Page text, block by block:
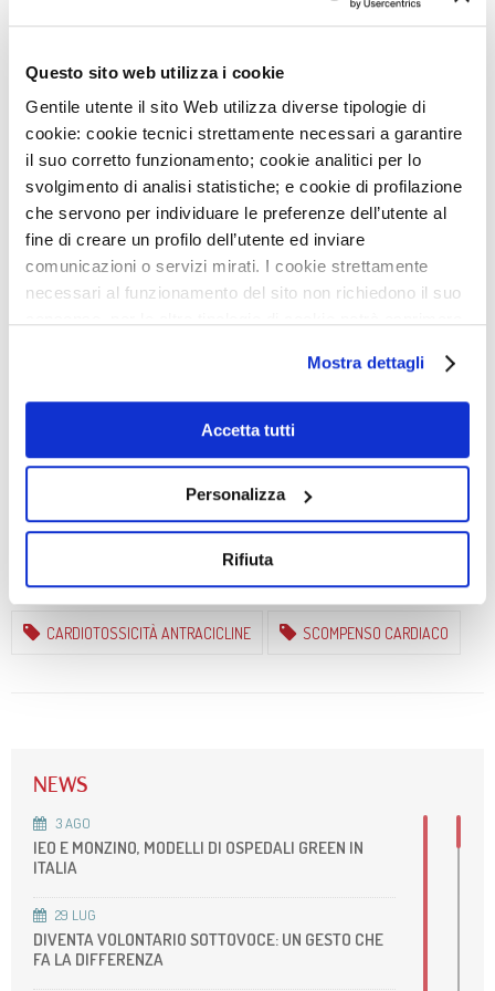
Questo sito web utilizza i cookie
Gentile utente il sito Web utilizza diverse tipologie di
cookie: cookie tecnici strettamente necessari a garantire
il suo corretto funzionamento; cookie analitici per lo
svolgimento di analisi statistiche; e cookie di profilazione
che servono per individuare le preferenze dell’utente al
fine di creare un profilo dell’utente ed inviare
comunicazioni o servizi mirati. I cookie strettamente
necessari al funzionamento del sito non richiedono il suo
Qualora non volesse esprimere preferenze può chiudere
il banner cliccando sul tasto x; in tal caso potranno
essere utilizzati solo i cookie strettamente necessari al
funzionamento del sito. Per “Maggiori Informazioni” la
Mostra dettagli
Accetta tutti
Personalizza
Rifiuta
tessuto miocardico, al punto da essere
decisivo nell’imaging cardiaco del futuro.
Gianluca Pontone
→ LEGGI LE ALTRE NOTIZIE DEL MONZINO
NEWS CORRELATE
CARDIOTOSSICITÀ DA
ANTRACICLINE: OGGI
POSSIAMO PREVENIRLA E
UNA PROTEINA DEL
POLMONARE QUALE
POTENZIALE MARCATORE
PROGNOSTICO NELLO
SCOMPENSO CARDIACO
CARDIOTOSSICITÀ ANTRACICLINE SCOMPENSO CARDIACO
NEWS
3AGO
IEO E MONZINO, MODELLI DI OSPEDALI GREEN IN
ITALIA
29 LUG
DIVENTA VOLONTARIO SOTTOVOCE: UN GESTO CHE
FA LA DIFFERENZA